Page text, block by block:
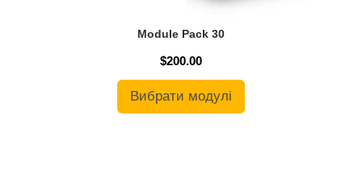
Module Pack 30
$200.00
Вибрати модулі